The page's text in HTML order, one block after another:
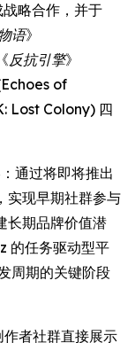
战略合作，并于
语》
反抗引擎》
Echoes of
Lost Colony) 四
通过将即将推出
实现早期社群参与
长期品牌价值潜
的任务驱动型平
周期的关键阶段
者社群直接展示